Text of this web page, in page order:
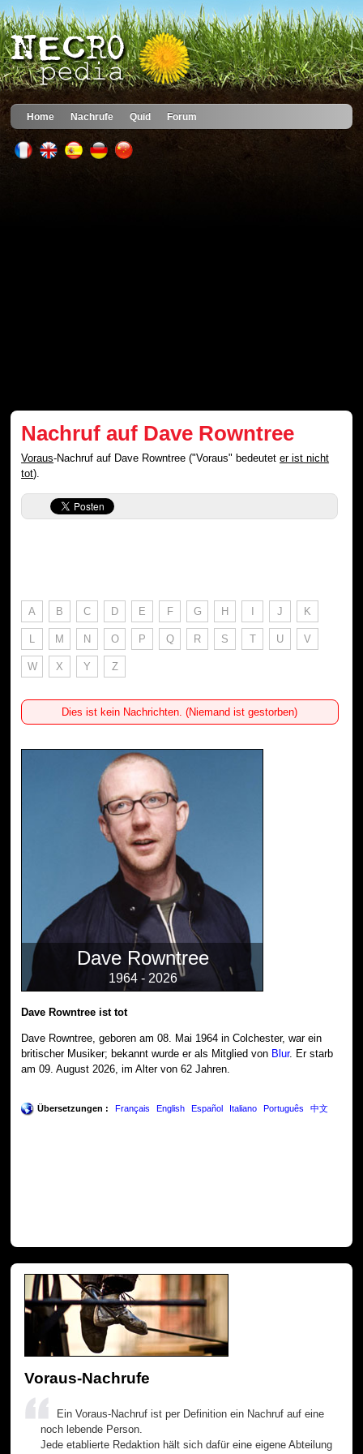
Home Nachrufe Quid Forum
Nachruf auf Dave Rowntree
Voraus-Nachruf auf Dave Rowntree ("Voraus" bedeuteter ist nicht
tot).
A B C D E F G H I J K
L M N O P Q R S T U V
W X Y Z
Dies ist kein Nachrichten. (Niemand ist gestorben)
Dave Rowntree
1964 - 2026
Dave Rowntree ist tot
Dave Rowntree, geboren am 08. Mai 1964 in Colchester, war ein
britischer Musiker; bekannt wurde er als Mitglied von Blur. Er starb
am 09. August 2026, im Alter von 62 Jahren.
Übersetzungen : Français English Español Italiano Português 中文
Voraus-Nachrufe
Ein Voraus-Nachruf ist per Definition ein Nachruf auf eine
noch lebende Person.
Jede etablierte Redaktion hält sich dafür eine eigene Abteilung